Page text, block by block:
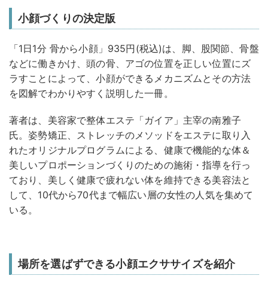
小顔づくりの決定版
「1日1分 骨から小顔」935円(税込)は、脚、股関節、骨盤
などに働きかけ、頭の骨、アゴの位置を正しい位置にズ
ラすことによって、小顔ができるメカニズムとその方法
を図解でわかりやすく説明した一冊。
著者は、美容家で整体エステ「ガイア」主宰の南雅子
氏。姿勢矯正、ストレッチのメソッドをエステに取り入
れたオリジナルプログラムによる、健康で機能的な体＆
美しいプロポーションづくりのための施術・指導を行っ
ており、美しく健康で疲れない体を維持できる美容法と
して、10代から70代まで幅広い層の女性の人気を集めて
いる。
場所を選ばずできる小顔エクササイズを紹介